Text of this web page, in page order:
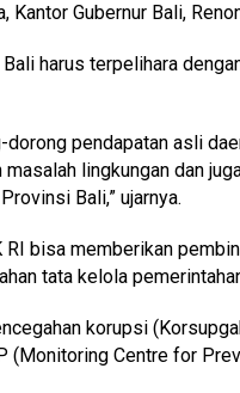
Gubernur Bali,
harus terpelihara
pendapatan asli
lingkungan dan
Bali,” ujarnya.
bisa memberikan
tata kelola
korupsi
(Monitoring Centre for